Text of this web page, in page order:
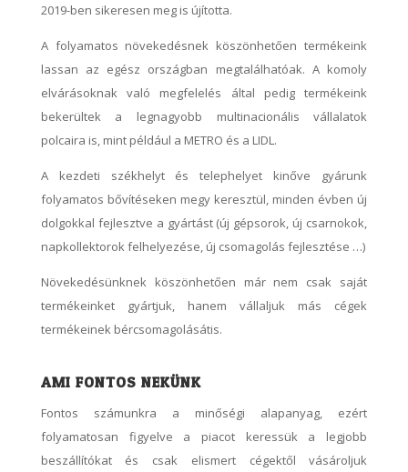
2019-ben sikeresen meg is újította.
A folyamatos növekedésnek köszönhetően termékeink
lassan az egész országban megtalálhatóak. A komoly
elvárásoknak való megfelelés által pedig termékeink
bekerültek a legnagyobb multinacionális vállalatok
polcaira is, mint például a METRO és a LIDL.
A kezdeti székhelyt és telephelyet kinőve gyárunk
folyamatos bővítéseken megy keresztül, minden évben új
dolgokkal fejlesztve a gyártást (új gépsorok, új csarnokok,
napkollektorok felhelyezése, új csomagolás fejlesztése …)
Növekedésünknek köszönhetően már nem csak saját
termékeinket gyártjuk, hanem vállaljuk más cégek
termékeinek bércsomagolásátis.
AMI FONTOS NEKÜNK
Fontos számunkra a minőségi alapanyag, ezért
folyamatosan figyelve a piacot keressük a legjobb
beszállítókat és csak elismert cégektől vásároljuk